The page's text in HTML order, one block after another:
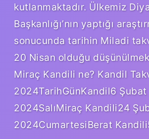
kutlanmaktadır. Ülkemiz
Başkanlığı’nın yaptığı
sonucunda tarihin Miladi
20 Nisan olduğu
Miraç Kandili ne? Kandil
2024TarihGünKandil6 Şubat
2024SalıMiraç Kandili24
2024CumartesiBerat